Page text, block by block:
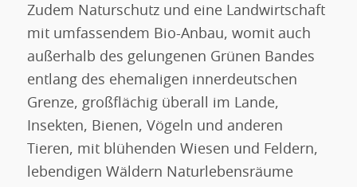
Zudem Naturschutz und eine Landwirtschaft
mit umfassendem Bio-Anbau, womit auch
außerhalb des gelungenen Grünen Bandes
entlang des ehemaligen innerdeutschen
Grenze, großflächig überall im Lande,
Insekten, Bienen, Vögeln und anderen
Tieren, mit blühenden Wiesen und Feldern,
lebendigen Wäldern Naturlebensräume